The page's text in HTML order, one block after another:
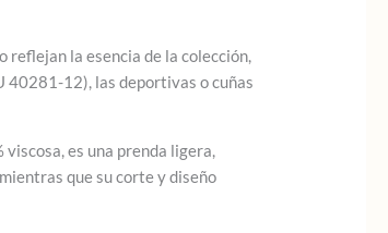
reflejan la esencia de la colección,
40281-12), las deportivas o cuñas
es una prenda ligera,
que su corte y diseño